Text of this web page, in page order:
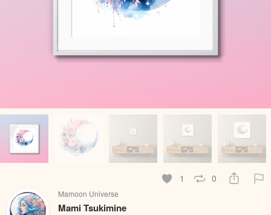
1 0
Mamoon Universe
Mami Tsukimine